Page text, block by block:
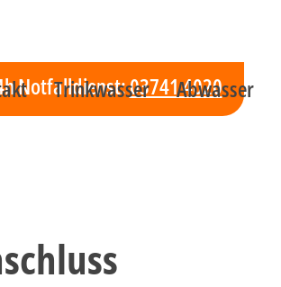
Notfalldienst:03741 4020
Trinkwasser Abwasser